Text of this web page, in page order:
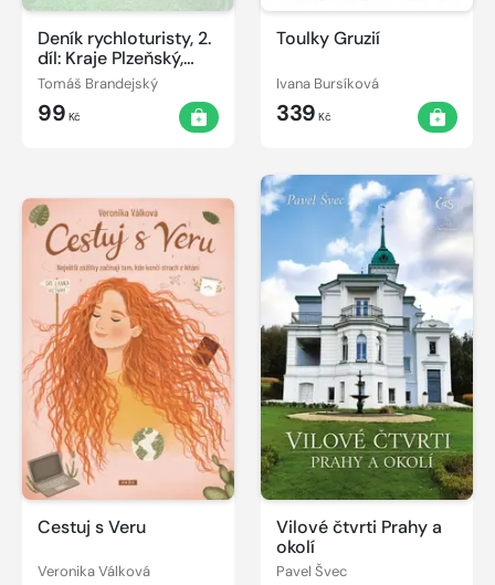
Deník rychloturisty, 2.
díl: Kraje Plzeňský,
Královéhradecký,
Středočeský a Praha
Tomáš Brandejský
99 Kč
Toulky Gruzií
Ivana Bursíková
339 Kč
Cestuj s Veru
Veronika Válková
Vilové čtvrti Prahy a
okolí
Pavel Švec